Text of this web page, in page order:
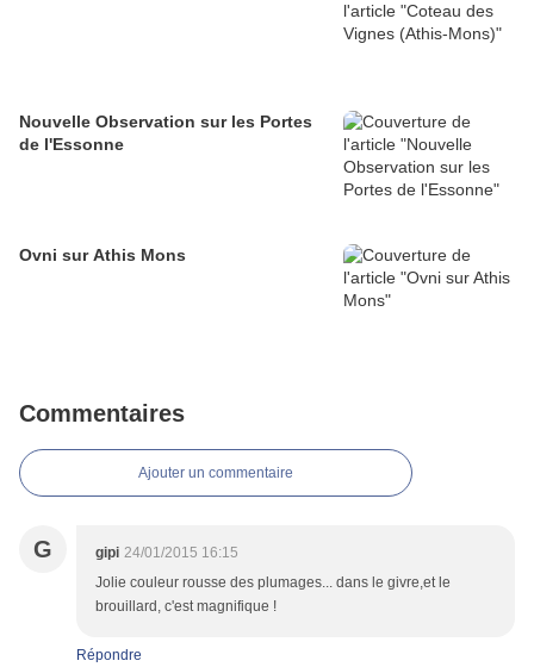
Nouvelle Observation sur les Portes
de l'Essonne
Ovni sur Athis Mons
Commentaires
Ajouter un commentaire
G gipi 24/01/2015 16:15
Jolie couleur rousse des plumages... dans le givre,et le
brouillard, c'est magnifique !
Répondre